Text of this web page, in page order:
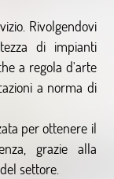
Rivolgendovi
di impianti
a regola d'arte
a norma di
per ottenere il
grazie alla
settore.